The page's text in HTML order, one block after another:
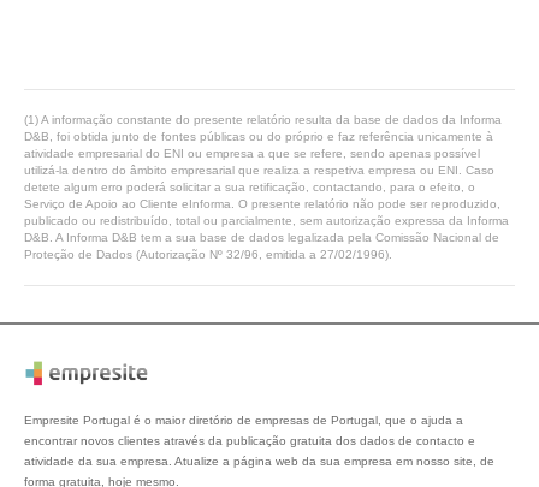
(1) A informação constante do presente relatório resulta da base de dados da Informa
D&B, foi obtida junto de fontes públicas ou do próprio e faz referência unicamente à
atividade empresarial do ENI ou empresa a que se refere, sendo apenas possível
utilizá-la dentro do âmbito empresarial que realiza a respetiva empresa ou ENI. Caso
detete algum erro poderá solicitar a sua retificação, contactando, para o efeito, o
Serviço de Apoio ao Cliente eInforma. O presente relatório não pode ser reproduzido,
publicado ou redistribuído, total ou parcialmente, sem autorização expressa da Informa
D&B. A Informa D&B tem a sua base de dados legalizada pela Comissão Nacional de
Proteção de Dados (Autorização Nº 32/96, emitida a 27/02/1996).
Empresite Portugal é o maior diretório de empresas de Portugal, que o ajuda a
encontrar novos clientes através da publicação gratuita dos dados de contacto e
atividade da sua empresa. Atualize a página web da sua empresa em nosso site, de
forma gratuita, hoje mesmo.